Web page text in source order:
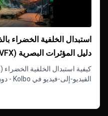
استبدال الخلفية الخضراء
دليل المؤثرات البصرية (VFX) بالعربية